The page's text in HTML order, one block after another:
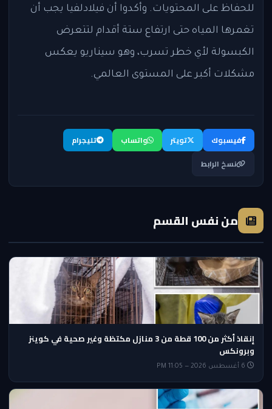
للحفاظ على المحتويات. وأكدوا أن فيلادلفيا يجب أن
تغمرها المياه حتى ارتفاع ستة أقدام لتتعرض
الكبسولة لأي خطر تسرب، وهو سيناريو يعكس
مشكلات أكبر على المستوى العالمي.
فيسبوك تويتر واتساب
تليجرام
نسخ الرابط
من نفس القسم
إنقاذ أكثر من 100 قطة من 3 منازل مكتظة وغير صحية في كوينز
وبرونكس